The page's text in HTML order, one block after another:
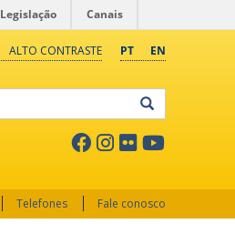
Legislação Canais
PT EN
ALTO CONTRASTE
Telefones Fale conosco